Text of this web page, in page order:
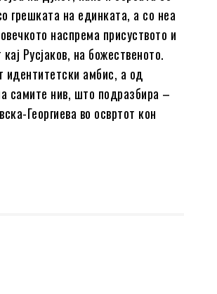
грешката на единката, а со неа
наспрема присуството и
Русјаков, на божественото.
идентитетски амбис, а од
самите нив, што подразбира –
Георгиева во освртот кон